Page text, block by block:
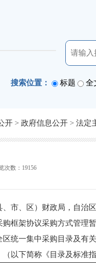
搜索位置： 标题 全
开 > 政府信息公开 > 法定
次数：19156
市、区）财政局，自治
框架协议采购方式管理
统一集中采购目录及有
（以下简称《目录及标准